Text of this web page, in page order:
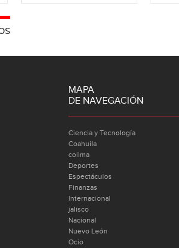
MAPA
DE NAVEGACIÓN
Ciencia y Tecnología
Coahuila
colima
Deportes
Espectáculos
Finanzas
Internacional
jalisco
Nacional
Nuevo León
Ocio